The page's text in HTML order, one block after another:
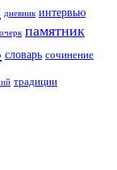
дневник интервью
очерк памятник
словарь сочинение
традиции